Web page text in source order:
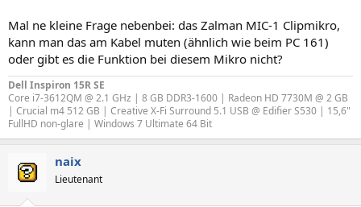
Mal ne kleine Frage nebenbei: das Zalman MIC-1 Clipmikro,
kann man das am Kabel muten (ähnlich wie beim PC 161)
oder gibt es die Funktion bei diesem Mikro nicht?
Dell Inspiron 15R SE
Core i7-3612QM @ 2.1 GHz | 8 GB DDR3-1600 | Radeon HD 7730M @ 2 GB
| Crucial m4 512 GB | Creative X-Fi Surround 5.1 USB @ Edifier S530 | 15,6"
FullHD non-glare | Windows 7 Ultimate 64 Bit
naix
Lieutenant